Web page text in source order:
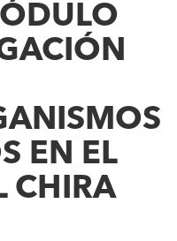
EN EL
CHIRA